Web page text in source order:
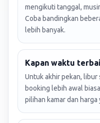
mengikuti tanggal,
Coba bandingkan
lebih banyak.
Kapan waktu
Untuk akhir pekan, libur
booking lebih awal
pilihan kamar dan harga